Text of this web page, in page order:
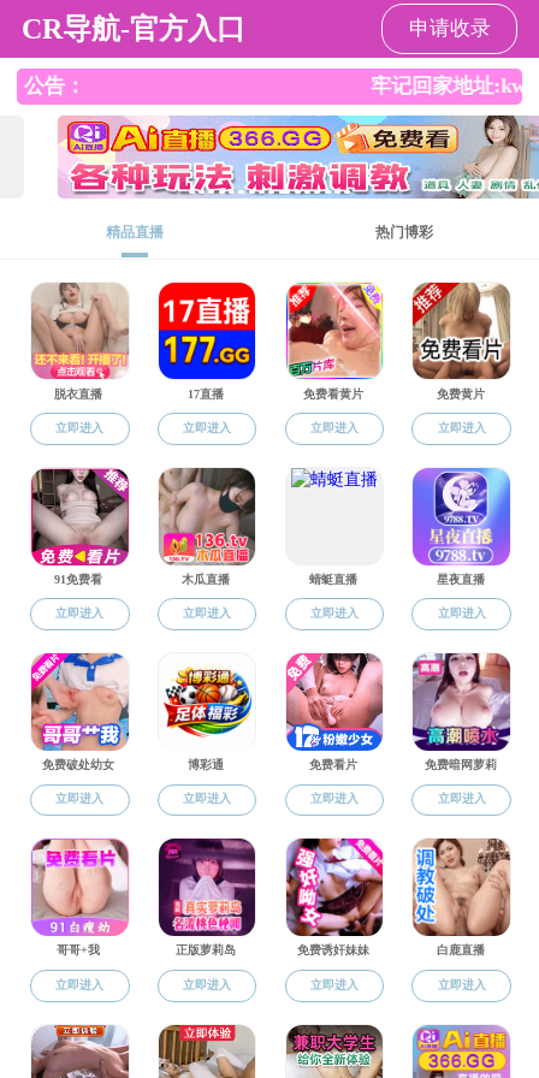
韩国色情
韩国色情 师资队伍
资料下载
办公室
教学
科研
党建
团学
科研
申请培养博士学位
附件【 申请培养博士